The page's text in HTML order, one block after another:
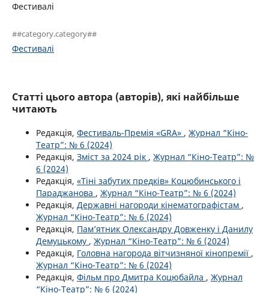
Фестивалі
##category.category##
Фестивалі
Статті цього автора (авторів), які найбільше
читають
Редакція, Фестиваль-Премія «GRA» , Журнал “Кіно-
Театр”: № 6 (2024)
Редакція, Зміст за 2024 рік , Журнал “Кіно-Театр”: №
6 (2024)
Редакція, «Тіні забутих предків» Коцюбинського і
Параджанова , Журнал “Кіно-Театр”: № 6 (2024)
Редакція, Державні нагороди кінематографістам ,
Журнал “Кіно-Театр”: № 6 (2024)
Редакція, Пам’ятник Олександру Довженку і Данилу
Демуцькому , Журнал “Кіно-Театр”: № 6 (2024)
Редакція, Головна нагорода вітчизняної кінопремії ,
Журнал “Кіно-Театр”: № 6 (2024)
Редакція, Фільм про Дмитра Коцюбайла , Журнал
“Кіно-Театр”: № 6 (2024)